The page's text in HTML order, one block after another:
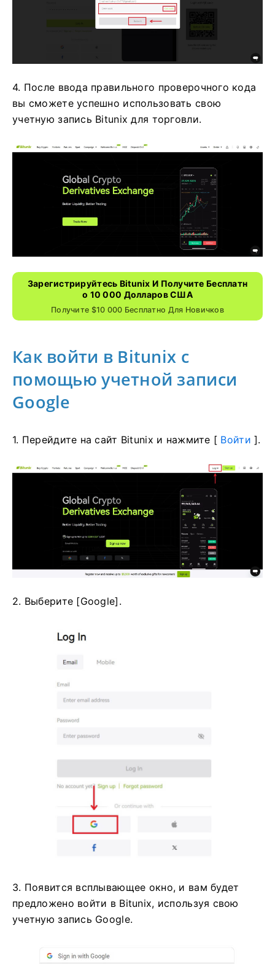
4. После ввода правильного проверочного кода
вы сможете успешно использовать свою
учетную запись Bitunix для торговли.
Зарегистрируйтесь Bitunix И Получите Бесплатн
О 10 000 Долларов США
Получите $10 000 Бесплатно Для Новичков
Как войти в Bitunix с
помощью учетной записи
Google
1. Перейдите на сайт Bitunix и нажмите [ Войти ].
2. Выберите [Google].
3. Появится всплывающее окно, и вам будет
предложено войти в Bitunix, используя свою
учетную запись Google.